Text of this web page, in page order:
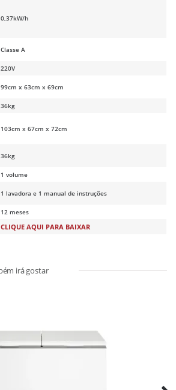
0,37kW/h
Classe A
220V
99cm x 63cm x 69cm
36kg
103cm x 67cm x 72cm
36kg
1 volume
1 lavadora e 1 manual de instruções
12 meses
CLIQUE AQUI PARA BAIXAR